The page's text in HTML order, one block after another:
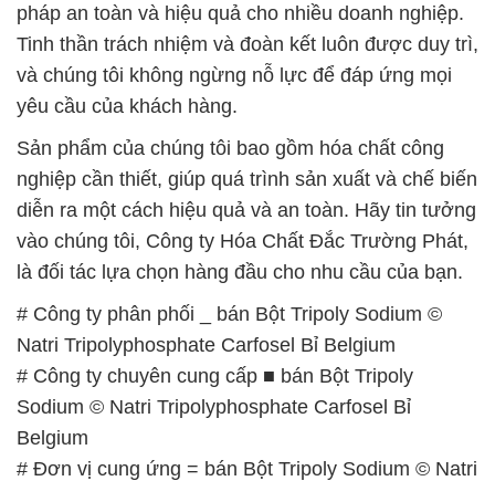
pháp an toàn và hiệu quả cho nhiều doanh nghiệp.
Tinh thần trách nhiệm và đoàn kết luôn được duy trì,
và chúng tôi không ngừng nỗ lực để đáp ứng mọi
yêu cầu của khách hàng.
Sản phẩm của chúng tôi bao gồm hóa chất công
nghiệp cần thiết, giúp quá trình sản xuất và chế biến
diễn ra một cách hiệu quả và an toàn. Hãy tin tưởng
vào chúng tôi, Công ty Hóa Chất Đắc Trường Phát,
là đối tác lựa chọn hàng đầu cho nhu cầu của bạn.
# Công ty phân phối _ bán Bột Tripoly Sodium ©
Natri Tripolyphosphate Carfosel Bỉ Belgium
# Công ty chuyên cung cấp ■ bán Bột Tripoly
Sodium © Natri Tripolyphosphate Carfosel Bỉ
Belgium
# Đơn vị cung ứng = bán Bột Tripoly Sodium © Natri